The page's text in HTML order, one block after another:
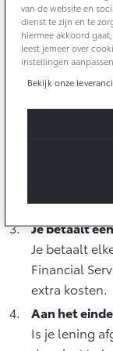
bZ4X
BATTERIJ-
Mirai
WATERSTOF-
Connected check
Navigatie
Hoe werkt
Je kiest het
kunt ook
Je kiest de
Met een
afspraken
Je betaalt
Je betaalt
Financial
extra kosten.
Aan het
Is je lening
van de website en
dienst te zijn en te
hiermee akkoord
leest jemeer over
instellingen
Bekijk onze